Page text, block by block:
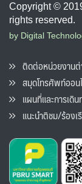
Copyright ©
rights reserved.
by Digital
ติดต่อหน่วยงานต่
สมุดโทรศัพท์ออน
แผนที่และการเดิน
แนะนำติชม/ร้องเ